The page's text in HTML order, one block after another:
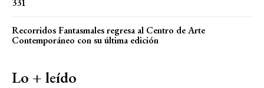
Recorridos Fantasmales regresa al Centro de Arte
Contemporáneo con su última edición
Lo + leído